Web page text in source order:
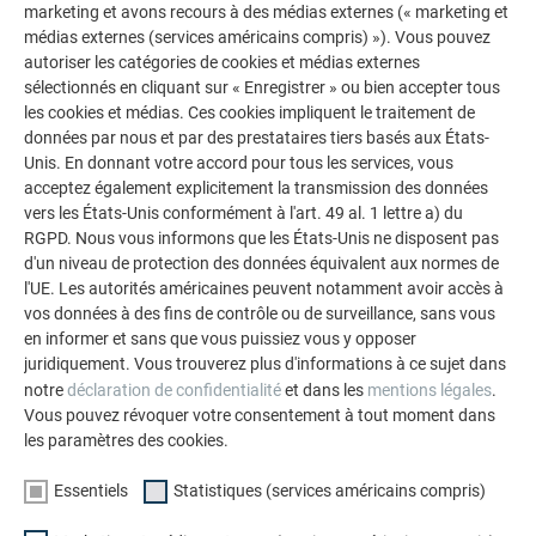
EST-CE QU'IL EST POSSIBLE DE REMPLACER
UNE TUILE SOLAIRE ?
Oui, si nécessaire, notre partenaire de pose peut remplacer
une tuile solaire.
QUESTIONS ET RÉPONSES SUR LES
INSTALLATIONS PHOTOVOLTAÏQUES SUR
TOITURE
QUESTIONS ET RÉPONSES
Nous répondons aux questions les plus importantes sur
marketing et avons recours à des médias externes (« marketing et
médias externes (services américains compris) »). Vous pouvez
autoriser les catégories de cookies et médias externes
sélectionnés en cliquant sur « Enregistrer » ou bien accepter tous
les cookies et médias. Ces cookies impliquent le traitement de
données par nous et par des prestataires tiers basés aux États-
Unis. En donnant votre accord pour tous les services, vous
acceptez également explicitement la transmission des données
vers les États-Unis conformément à l'art. 49 al. 1 lettre a) du
RGPD. Nous vous informons que les États-Unis ne disposent pas
d'un niveau de protection des données équivalent aux normes de
l'UE. Les autorités américaines peuvent notamment avoir accès à
vos données à des fins de contrôle ou de surveillance, sans vous
en informer et sans que vous puissiez vous y opposer
juridiquement. Vous trouverez plus d'informations à ce sujet dans
notredéclaration de confidentialitéet dans les mentions légales.
Vous pouvez révoquer votre consentement à tout moment dans
les paramètres des cookies.
Essentiels Statistiques (services américains compris)